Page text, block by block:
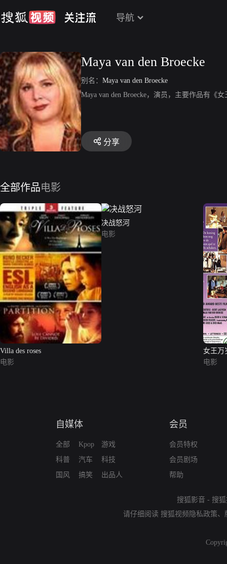
导航
Maya van den Broecke
别名： Maya van den Broecke
Maya van den Broecke，演员，主要作品有《
分享
全部作品电影
Villa des roses
电影
决战怒河
电影
女王万
电影
自媒体
全部
科普
国风
Kpop
汽车
搞笑
游戏
科技
出品人
会员
会员特权
会员剧场
帮助
搜狐影音 - 搜
请仔细阅读 搜狐视频隐私政策、